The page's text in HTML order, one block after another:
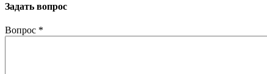
Задать вопрос
Вопрос *